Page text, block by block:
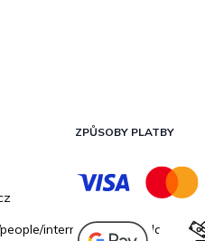
internetovazahradacz/
ZPŮSOBY PLATBY